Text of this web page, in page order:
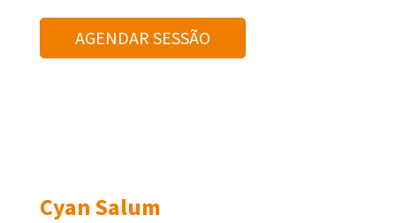
AGENDAR SESSÃO
Cyan Salum